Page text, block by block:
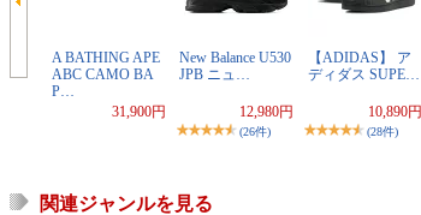
A BATHING APE
ABC CAMO BA
P…
31,900円
New Balance U530
JPB ニュ…
12,980円
(26件)
【ADIDAS】 ア
ディダス SUPE…
10,890円
(28件)
関連ジャンルを見る